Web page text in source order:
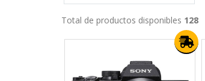
Total de productos disponibles 128